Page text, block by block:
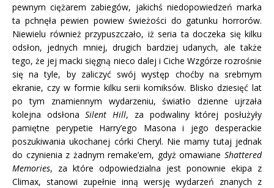
pewnym ciężarem zabiegów, jakichś niedopowiedzeń marka
ta pchnęła pewien powiew świeżości do gatunku horrorów.
Niewielu również przypuszczało, iż seria ta doczeka się kilku
odsłon, jednych mniej, drugich bardziej udanych, ale także
tego, że jej macki sięgną nieco dalej i Ciche Wzgórze rozrośnie
się na tyle, by zaliczyć swój występ choćby na srebrnym
ekranie, czy w formie kilku serii komiksów. Blisko dziesięć lat
po tym znamiennym wydarzeniu, światło dzienne ujrzała
kolejna odsłonaSilent Hill, za podwaliny której posłużyły
pamiętne perypetie Harry’ego Masona i jego desperackie
poszukiwania ukochanej córki Cheryl. Nie mamy tutaj jednak
do czynienia z żadnym remake’em, gdyż omawiane Shattered
Memories, za które odpowiedzialna jest ponownie ekipa z
Climax, stanowi zupełnie inną wersję wydarzeń znanych z